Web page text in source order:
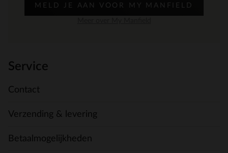
MELD JE AAN VOOR MY MANFIELD
Service
Contact
Verzending & levering
Betaalmogelijkheden